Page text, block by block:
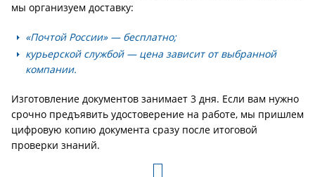
мы организуем доставку:
«Почтой России» — бесплатно;
курьерской службой — цена зависит от выбранной
компании.
Изготовление документов занимает 3 дня. Если вам нужно
срочно предъявить удостоверение на работе, мы пришлем
цифровую копию документа сразу после итоговой
проверки знаний.